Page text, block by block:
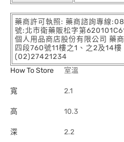
藥商許可執照: 藥商諮詢專線
號:北市衛藥販松字第
個人用品商店股份有限公司 藥
四段760號11樓之1、之2及14
(02)27421234
How To Store
室溫
寬 2.1
高 10.3
深 2.2